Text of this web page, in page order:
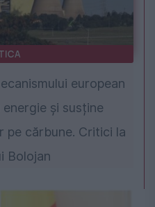
european
și susține
pe cărbune. Critici la
Bolojan